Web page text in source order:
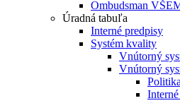
Ombudsman
Úradná tabuľa
Interné predpisy
Systém kvality
Vnútorný
Vnútorný